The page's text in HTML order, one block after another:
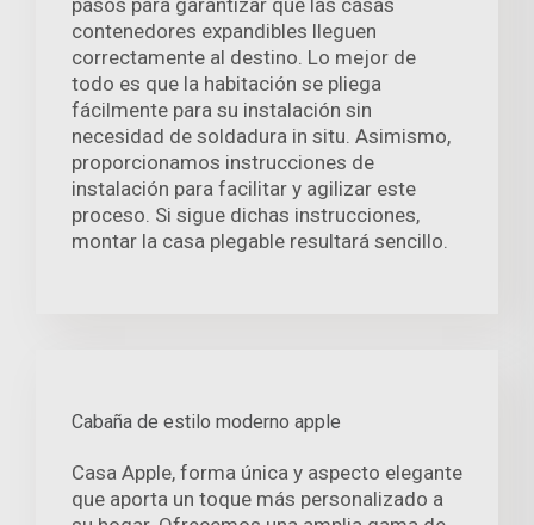
pasos para garantizar que las casas
contenedores expandibles lleguen
correctamente al destino. Lo mejor de
todo es que la habitación se pliega
fácilmente para su instalación sin
necesidad de soldadura in situ. Asimismo,
proporcionamos instrucciones de
instalación para facilitar y agilizar este
proceso. Si sigue dichas instrucciones,
montar la casa plegable resultará sencillo.
Cabaña de estilo moderno apple
Casa Apple, forma única y aspecto elegante
que aporta un toque más personalizado a